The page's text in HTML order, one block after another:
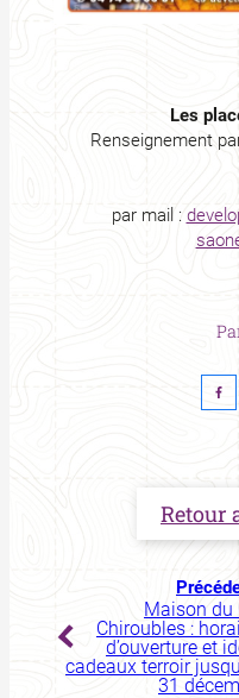
Les
Renseignement
par mail :
Retour
Maison du
Chiroubles :
d’ouverture et
cadeaux terroir
31